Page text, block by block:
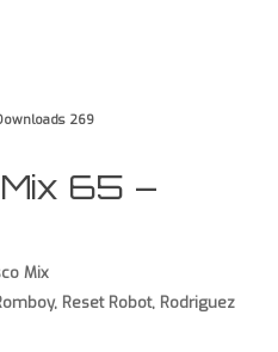
269
65 –
Mix
, Reset Robot, Rodriguez